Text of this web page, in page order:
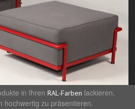
in Ihren RAL-Farben lackieren.
hochwertig zu präsentieren.